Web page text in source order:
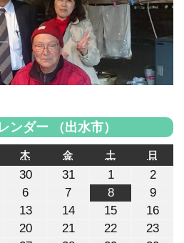
ンダー （出水市）
木木
曜
日
金金
曜
日
土土
曜
日
曜
302026
月
日
312026
月
日
12026
年
8
月
日
22026
年
8
月
日
62026
年
8
月
72026
年
8
月
82026
年
8
月
92026
年
8
月
132026
年
8
142026
8
152026
8
162026
8
202026
年
212026
年
222026
232026